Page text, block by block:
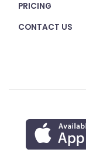
PRICING
CONTACT US